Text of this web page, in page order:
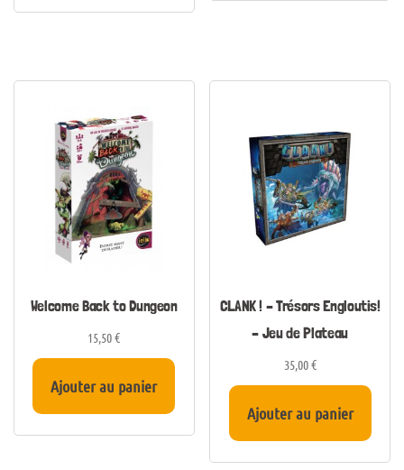
Welcome Back to Dungeon
15,50€
Ajouter au panier
CLANK ! – Trésors Engloutis!
– Jeu de Plateau
35,00€
Ajouter au panier